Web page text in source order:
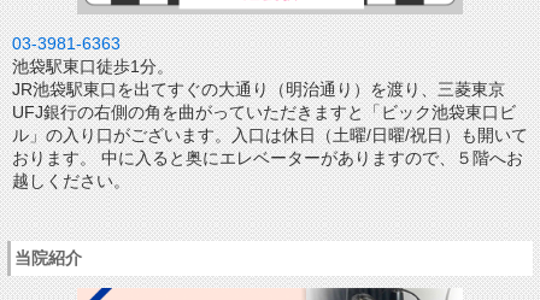
03-3981-6363
池袋駅東口徒歩1分。
JR池袋駅東口を出てすぐの大通り（明治通り）を渡り、三菱東京
UFJ銀行の右側の角を曲がっていただきますと「ビック池袋東口ビ
ル」の入り口がございます。入口は休日（土曜/日曜/祝日）も開いて
おります。 中に入ると奥にエレベーターがありますので、５階へお
越しください。
当院紹介